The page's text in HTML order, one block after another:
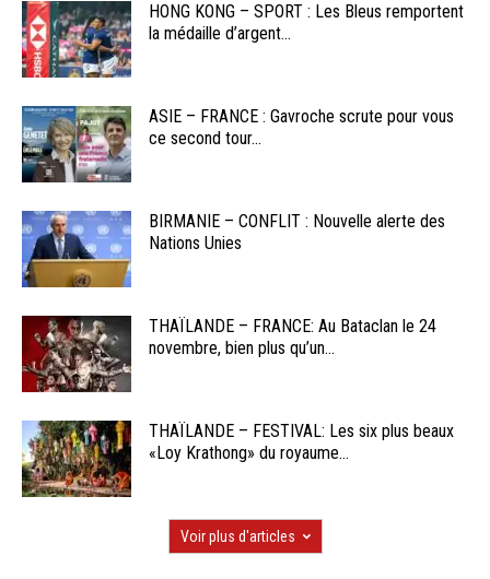
HONG KONG – SPORT : Les Bleus remportent
la médaille d’argent...
ASIE – FRANCE : Gavroche scrute pour vous
ce second tour...
BIRMANIE – CONFLIT : Nouvelle alerte des
Nations Unies
THAÏLANDE – FRANCE: Au Bataclan le 24
novembre, bien plus qu’un...
THAÏLANDE – FESTIVAL: Les six plus beaux
«Loy Krathong» du royaume...
Voir plus d'articles